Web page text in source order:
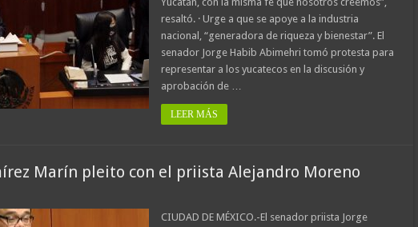
resaltó. · Urge a que se apoye a la industria
nacional, “generadora de riqueza y bienestar”. El
senador Jorge Habib Abimehri tomó protesta para
representar a los yucatecos en la discusión y
aprobación de …
LEER MÁS
Marín pleito con el priista Alejandro Moreno
CIUDAD DE MÉXICO.-El senador priista Jorge